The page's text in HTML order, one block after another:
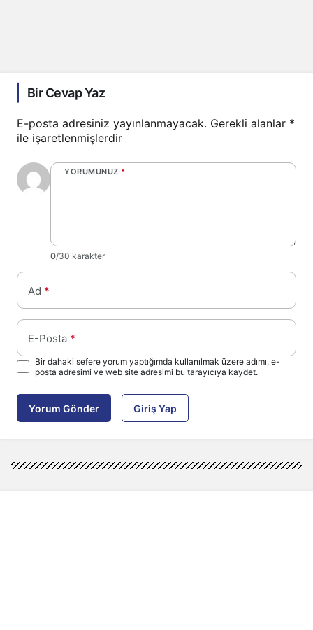
Bir Cevap Yaz
E-posta adresiniz yayınlanmayacak. Gerekli alanlar *
ile işaretlenmişlerdir
YORUMUNUZ *
0/30 karakter
Ad *
E-Posta *
Bir dahaki sefere yorum yaptığımda kullanılmak üzere adımı, e-
posta adresimi ve web site adresimi bu tarayıcıya kaydet.
Yorum Gönder Giriş Yap